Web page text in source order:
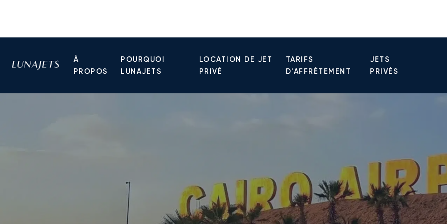
À
PROPOS
POURQUOI
LUNAJETS
LOCATION DE JET
PRIVÉ
TARIFS
D'AFFRÈTEMENT
JETS
PRIVÉS